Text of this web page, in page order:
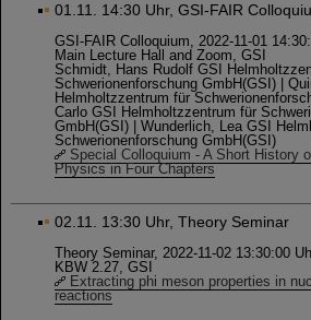
01.11. 14:30 Uhr, GSI-FAIR
GSI-FAIR Colloquium, 2022-11-01
Main Lecture Hall and Zoom, GSI
Schmidt, Hans Rudolf GSI
Schwerionenforschung GmbH(GSI) |
Helmholtzzentrum für
Carlo GSI Helmholtzzentrum für
GmbH(GSI) | Wunderlich, Lea GSI
Schwerionenforschung GmbH(GSI)
Special Colloquium - A Short History
Physics in Four Chapters
02.11. 13:30 Uhr, Theory Seminar
Theory Seminar, 2022-11-02 13:30:00
KBW 2.27, GSI
Extracting phi meson properties in
reactions